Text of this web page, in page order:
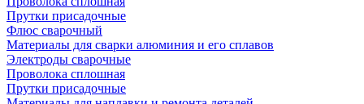
Прутки присадочные
Флюс сварочный
Материалы для сварки алюминия и его сплавов
Электроды сварочные
Проволока сплошная
Прутки присадочные